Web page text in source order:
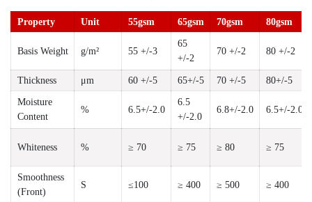
Property Unit 55gsm 65gsm 70gsm 80gsm
Basis Weight g/m² 55 +/-3
65
+/-2
70 +/-2 80 +/-2
Thickness μm 60 +/-5 65+/-5 70 +/-5 80+/-5
Moisture
Content
% 6.5+/-2.0
6.5
+/-2.0
6.8+/-2.0 6.5+/-2.0
Whiteness % ≥ 70 ≥ 75 ≥ 80 ≥ 75
Smoothness
(Front)
S ≤100 ≥ 400 ≥ 500 ≥ 400